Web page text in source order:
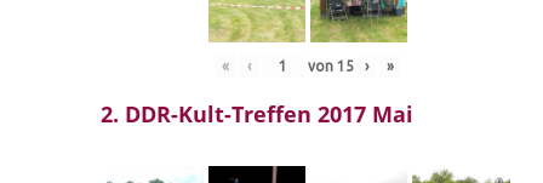
« ‹ von 15 › »
2. DDR-Kult-Treffen 2017 Mai